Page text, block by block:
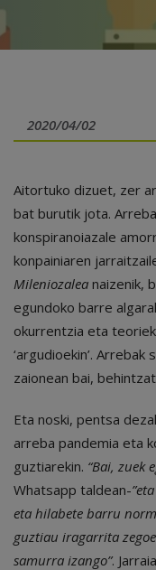
2020/04/02
Aitortuko dizuet, zer
bat burutik jota.
konspiranoiazale
konpainiaren
Mileniozalea naizenik,
egundoko barre
okurrentzia eta
‘argudioekin’.
zaionean bai,
Eta noski, pentsa
arreba pandemia eta
guztiarekin. “Bai, zuek
Whatsapp taldean-
eta hilabete barru
guztiau iragarrita
samurra izango”.